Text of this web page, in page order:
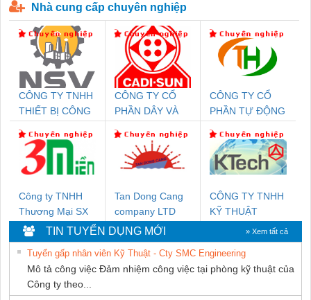
Nhà cung cấp chuyên nghiệp
CÔNG TY TNHH
THIẾT BỊ CÔNG
SETSUBI VIỆT
NAM
CÔNG TY CỔ
PHẦN DÂY VÀ
THƯỢNG ĐÌNH
CÔNG TY CỔ
PHẦN TỰ ĐỘNG
Công ty TNHH
Thương Mại SX
Ba Miền
Tan Dong Cang
company LTD
CÔNG TY TNHH
KỸ THUẬT
KTECH VIỆT
NAM
TIN TUYỂN DỤNG MỚI » Xem tất cả
Tuyển gấp nhân viên Kỹ Thuật - Cty SMC Engineering
Mô tả công việc Đảm nhiệm công việc tại phòng kỹ thuật của
Công ty theo...